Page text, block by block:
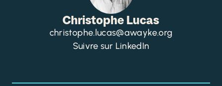
Christophe Lucas
christophe.lucas@awayke.org
Suivre sur LinkedIn